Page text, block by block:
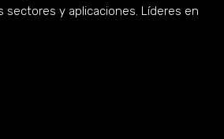
sectores y aplicaciones. Líderes en